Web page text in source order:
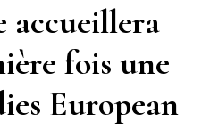
accueillera
fois une
European